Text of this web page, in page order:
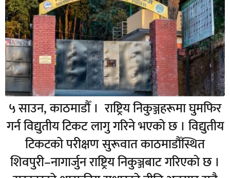
५ साउन, काठमाडौँ । राष्ट्रिय निकुञ्जहरूमा घुमफिर
गर्न विद्युतीय टिकट लागु गरिने भएको छ । विद्युतीय
टिकटको परीक्षण सुरूवात काठमाडौँस्थित
शिवपुरी–नागार्जुन राष्ट्रिय निकुञ्जबाट गरिएको छ ।